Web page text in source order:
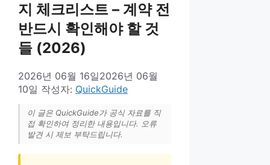
지 체크리스트 – 계약 전
반드시 확인해야 할 것
들 (2026)
2026년 06월 16일2026년 06월
10일 작성자: QuickGuide
이 글은 QuickGuide가 공식 자료를 직
접 확인하여 정리한 내용입니다. 오류
발견 시 제보 부탁드립니다.